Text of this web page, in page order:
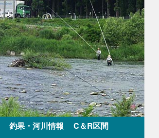
釣果・河川情報
C＆R区間